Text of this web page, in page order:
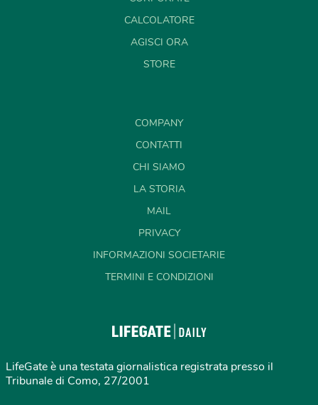
CALCOLATORE
AGISCI ORA
STORE
COMPANY
CONTATTI
CHI SIAMO
LA STORIA
MAIL
PRIVACY
INFORMAZIONI SOCIETARIE
TERMINI E CONDIZIONI
LifeGate è una testata giornalistica registrata presso il
Tribunale di Como, 27/2001